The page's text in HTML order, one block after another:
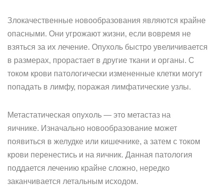
Злокачественные новообразования являются крайне
опасными. Они угрожают жизни, если вовремя не
взяться за их лечение. Опухоль быстро увеличивается
в размерах, прорастает в другие ткани и органы. С
током крови патологически измененные клетки могут
попадать в лимфу, поражая лимфатические узлы.
Метастатическая опухоль — это метастаз на
яичнике. Изначально новообразование может
появиться в желудке или кишечнике, а затем с током
крови перенестись и на яичник. Данная патология
поддается лечению крайне сложно, нередко
заканчивается летальным исходом.